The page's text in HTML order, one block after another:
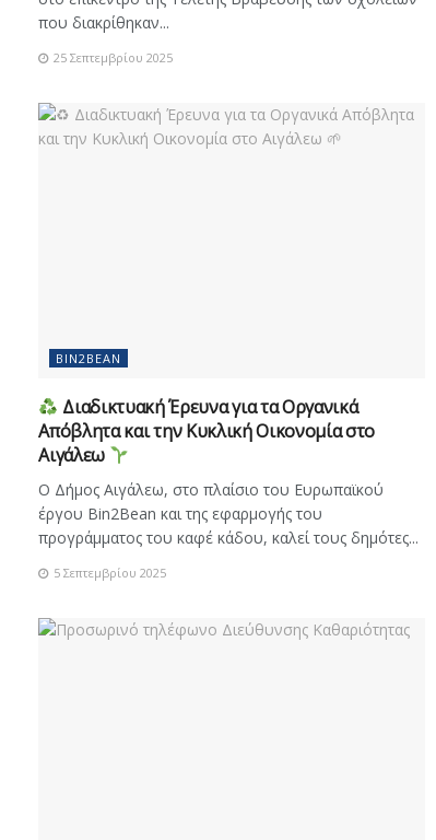
που διακρίθηκαν...
25 Σεπτεμβρίου 2025
BIN2BEAN
Διαδικτυακή Έρευνα για τα Οργανικά
Απόβλητα και την Κυκλική Οικονομία στο
Αιγάλεω
Ο Δήμος Αιγάλεω, στο πλαίσιο του Ευρωπαϊκού
έργου Bin2Bean και της εφαρμογής του
προγράμματος του καφέ κάδου, καλεί τους δημότες...
5 Σεπτεμβρίου 2025